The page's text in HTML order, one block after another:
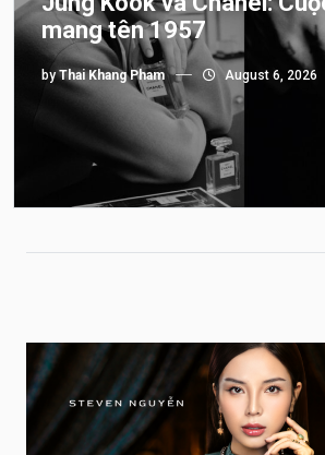
mang tên 1957
byThai Khang Pham August 6, 2026